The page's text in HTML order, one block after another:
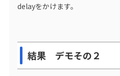
delayをかけます。
結果 デモその２